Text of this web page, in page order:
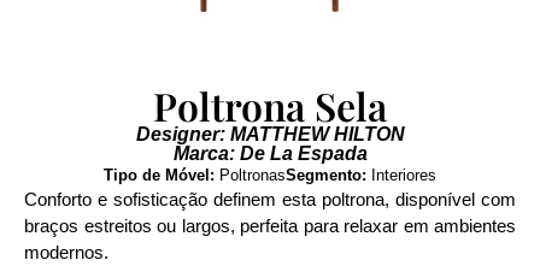
Poltrona Sela
Designer: MATTHEW HILTON
Marca: De La Espada
Tipo de Móvel: PoltronasSegmento: Interiores
Conforto e sofisticação definem esta poltrona, disponível com
braços estreitos ou largos, perfeita para relaxar em ambientes
modernos.